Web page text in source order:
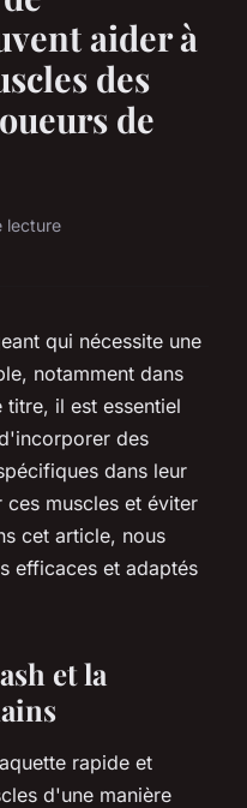
aider à
des
de
lecture
qui nécessite une
notamment dans
titre, il est essentiel
des
dans leur
muscles et éviter
cet article, nous
efficaces et adaptés
et la
rapide et
d'une manière